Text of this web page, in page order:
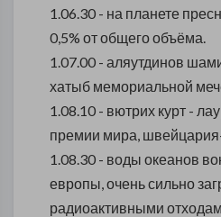
1.06.30 - на планете
0,5% от общего объёма.
1.07.00 - аляутдинов
хатыб мемориальной
1.08.10 - вютрих курт -
премии мира,
1.08.30 - воды океанов
европы, очень сильно
радиоактивными